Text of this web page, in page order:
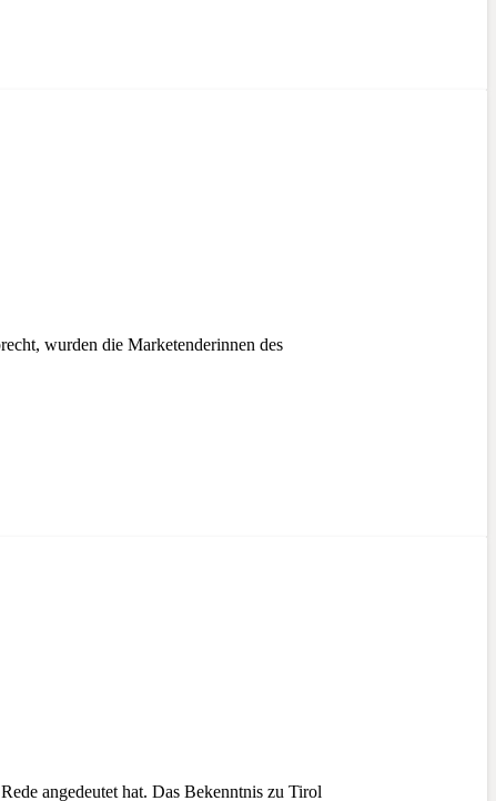
wurden die Marketenderinnen des
angedeutet hat. Das Bekenntnis zu Tirol